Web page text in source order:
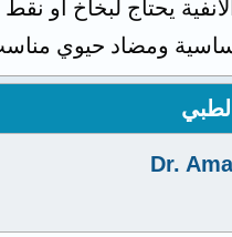
يحتاج لبخاخ أو
ومضاد حيوي
Dr.